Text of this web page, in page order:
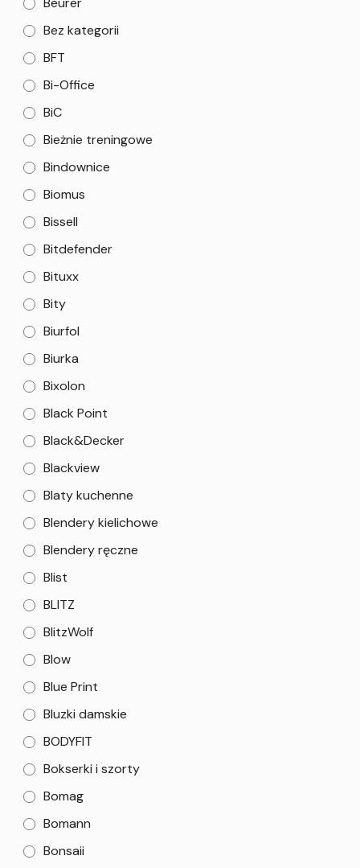
Bez kategorii
BFT
Bi-Office
BiC
Bieżnie treningowe
Bindownice
Biomus
Bissell
Bitdefender
Bituxx
Bity
Biurfol
Biurka
Bixolon
Black Point
Black&Decker
Blackview
Blaty kuchenne
Blendery kielichowe
Blendery ręczne
Blist
BLITZ
BlitzWolf
Blow
Blue Print
Bluzki damskie
BODYFIT
Bokserki i szorty
Bomag
Bomann
Bonsaii